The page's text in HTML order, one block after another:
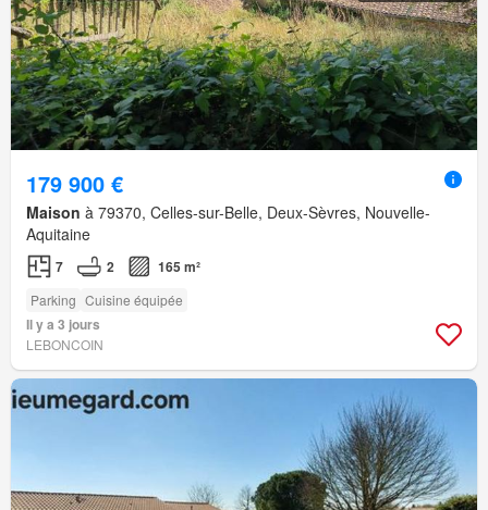
179 900 €
Maison à 79370, Celles-sur-Belle, Deux-Sèvres, Nouvelle-
Aquitaine
7 2 165 m²
Parking Cuisine équipée
Il y a 3 jours
LEBONCOIN